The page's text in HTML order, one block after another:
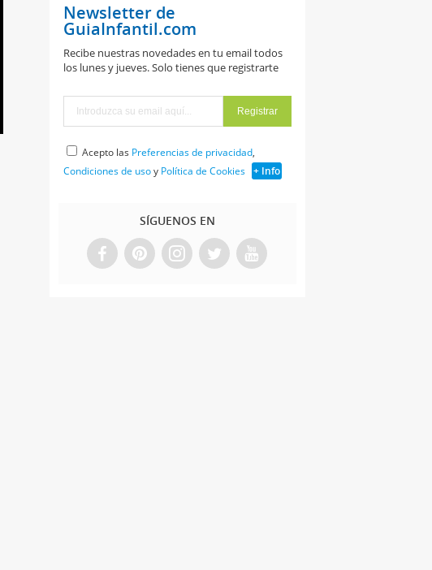
Newsletter de
GuiaInfantil.com
Recibe nuestras novedades en tu email todos
los lunes y jueves. Solo tienes que registrarte
Acepto las Preferencias de privacidad,
Condiciones de usoy Política de Cookies + Info
SÍGUENOS EN